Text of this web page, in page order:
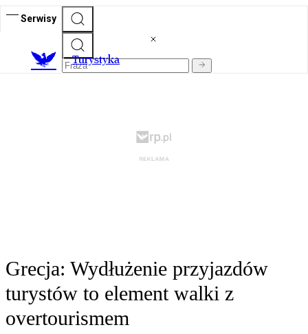
Serwisy
Turystyka
Grecja: Wydłużenie przyjazdów
turystów to element walki z
overtourismem